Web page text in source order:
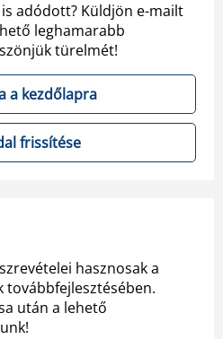
adódott? Küldjön e-mailt
leghamarabb
türelmét!
a kezdőlapra
frissítése
hasznosak a
továbbfejlesztésében.
után a lehető